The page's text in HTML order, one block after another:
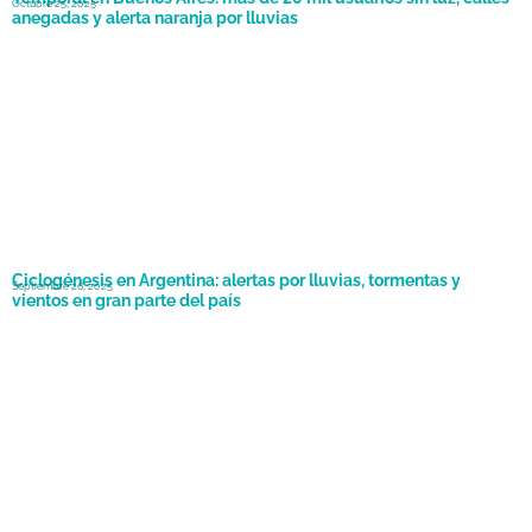
anegadas y alerta naranja por lluvias
Octubre 25, 2025
Ciclogénesis en Argentina: alertas por lluvias, tormentas y
vientos en gran parte del país
Septiembre 26, 2025